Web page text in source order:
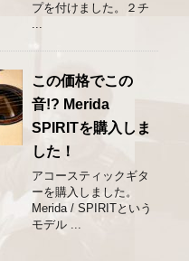
プを付けました。２チ
...
この価格でこの
音!? Merida
SPIRITを購入しま
した！
アコースティックギタ
ーを購入しました。
Merida / SPIRITという
モデル ...